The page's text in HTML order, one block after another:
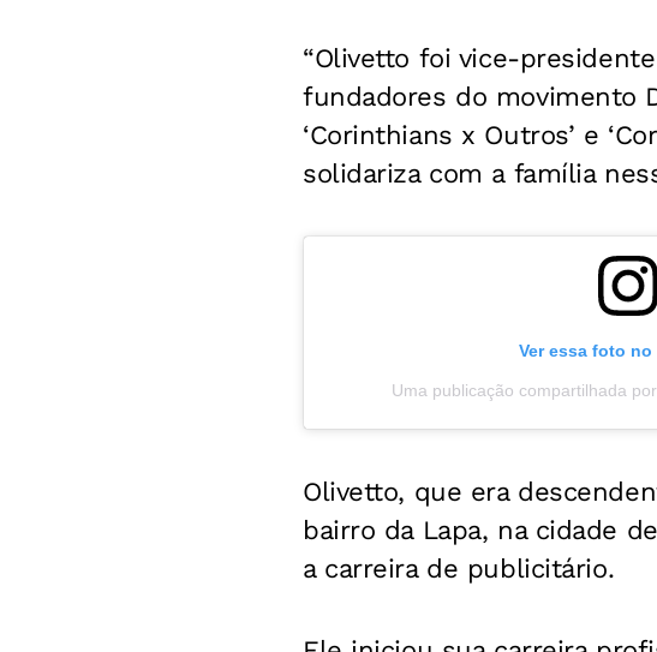
“Olivetto foi vice-
fundadores do movimento
‘Corinthians x Outros’ e
solidariza com a família
Ver essa foto no
Uma publicação compartilhada
Olivetto, que era
bairro da Lapa, na cidade
a carreira de publicitário.